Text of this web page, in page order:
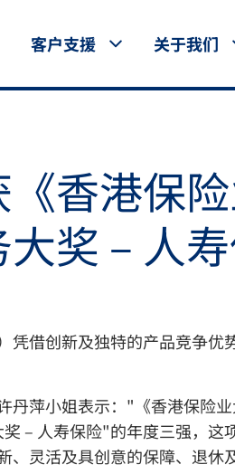
客户支援 关于我们
香港保
奖 – 人
凭借创新及独特的产品竞争
丹萍小姐表示："《香港保险
– 人寿保险"的年度三强，
、灵活及具创意的保障、退